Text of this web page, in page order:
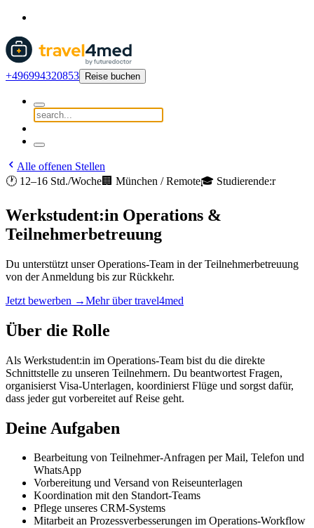
+496994320853 Reise buchen
Alle offenen Stellen
🕐 12–16 Std./Woche🏢 München / Remote🎓 Studierende:r
Werkstudent:in Operations &
Teilnehmerbetreuung
Du unterstützt unser Operations-Team in der Teilnehmerbetreuung
von der Anmeldung bis zur Rückkehr.
Jetzt bewerben →Mehr über travel4med
Über die Rolle
Als Werkstudent:in im Operations-Team bist du die direkte
Schnittstelle zu unseren Teilnehmern. Du beantwortest Fragen,
organisierst Visa-Unterlagen, koordinierst Flüge und sorgst dafür,
dass jeder gut vorbereitet auf Reise geht.
Deine Aufgaben
Bearbeitung von Teilnehmer-Anfragen per Mail, Telefon und
WhatsApp
Vorbereitung und Versand von Reiseunterlagen
Koordination mit den Standort-Teams
Pflege unseres CRM-Systems
Mitarbeit an Prozessverbesserungen im Operations-Workflow